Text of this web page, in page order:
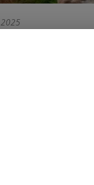
Melintang